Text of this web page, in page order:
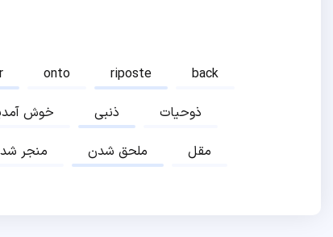
onto riposte
back
خوش ذنبی
ذوحیات
منجر ملحق شدن مقل